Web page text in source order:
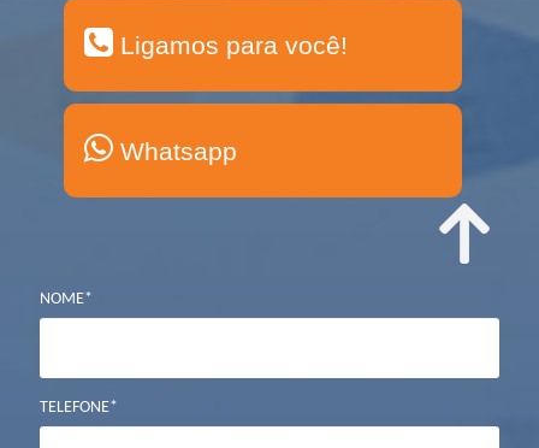
Ligamos para você!
Whatsapp
NOME*
TELEFONE*